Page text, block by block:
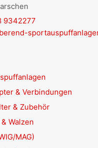
9342277
& Verbindungen
& Zubehör
Walzen
MAG)